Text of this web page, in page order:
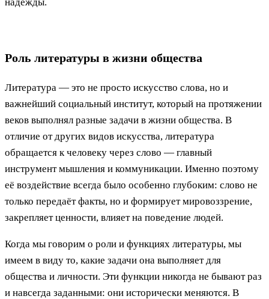
Роль литературы в жизни общества
Литература — это не просто искусство слова, но и
важнейший социальный институт, который на протяжении
веков выполнял разные задачи в жизни общества. В
отличие от других видов искусства, литература
обращается к человеку через слово — главный
инструмент мышления и коммуникации. Именно поэтому
её воздействие всегда было особенно глубоким: слово не
только передаёт факты, но и формирует мировоззрение,
закрепляет ценности, влияет на поведение людей.
Когда мы говорим о роли и функциях литературы, мы
имеем в виду то, какие задачи она выполняет для
общества и личности. Эти функции никогда не бывают раз
и навсегда заданными: они исторически меняются. В